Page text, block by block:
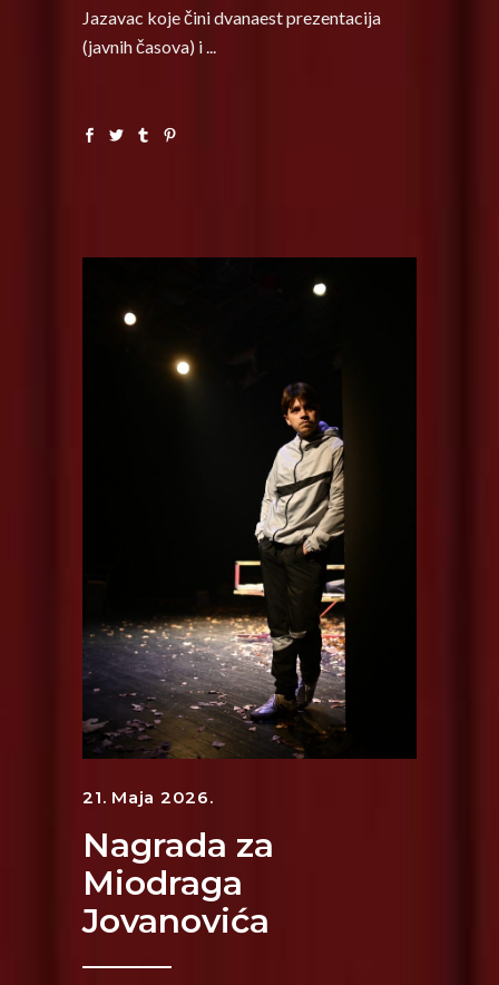
Jazavac koje čini dvanaest prezentacija
(javnih časova) i
21. Maja 2026.
Nagrada za
Miodraga
Jovanovića